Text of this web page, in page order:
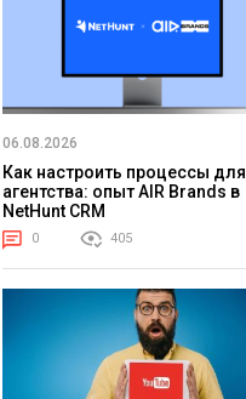
06.08.2026
Как настроить процессы для
агентства: опыт AIR Brands в
NetHunt CRM
0 405